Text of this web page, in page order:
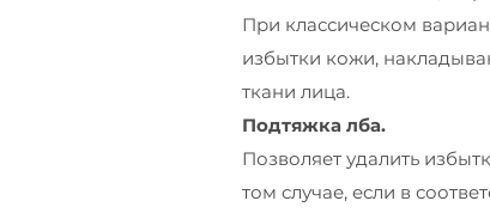
При классическом
избытки кожи,
ткани лица.
Подтяжка лба.
Позволяет удалить
том случае, если в